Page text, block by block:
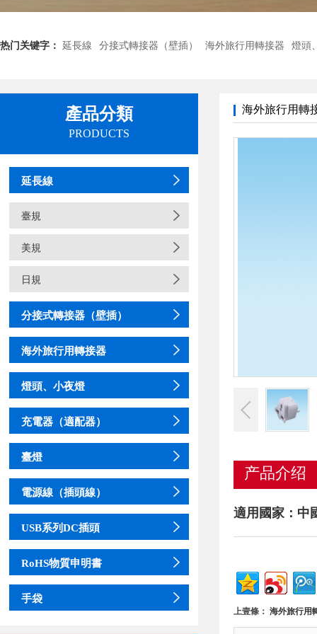
热门关键字： 延長線 分接式轉接器（壁插） 海外旅行用轉接器 燈頭
產品分類
PRODUCTS
延長線
臺規
美規
日規
分接式轉接器（壁插）
海外旅行用轉接器
燈頭、小夜燈
充電器（適配器）
臺燈
電源線（插頭線）
USB系列DC插頭
RoHS物質申明書
手袋
海外旅行用轉
产品介绍
適用國家：中
上壹條： 海外旅行用